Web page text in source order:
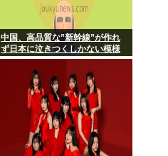
中国、高品質な”新幹線”が作れ
ず日本に泣きつくしかない模様
www